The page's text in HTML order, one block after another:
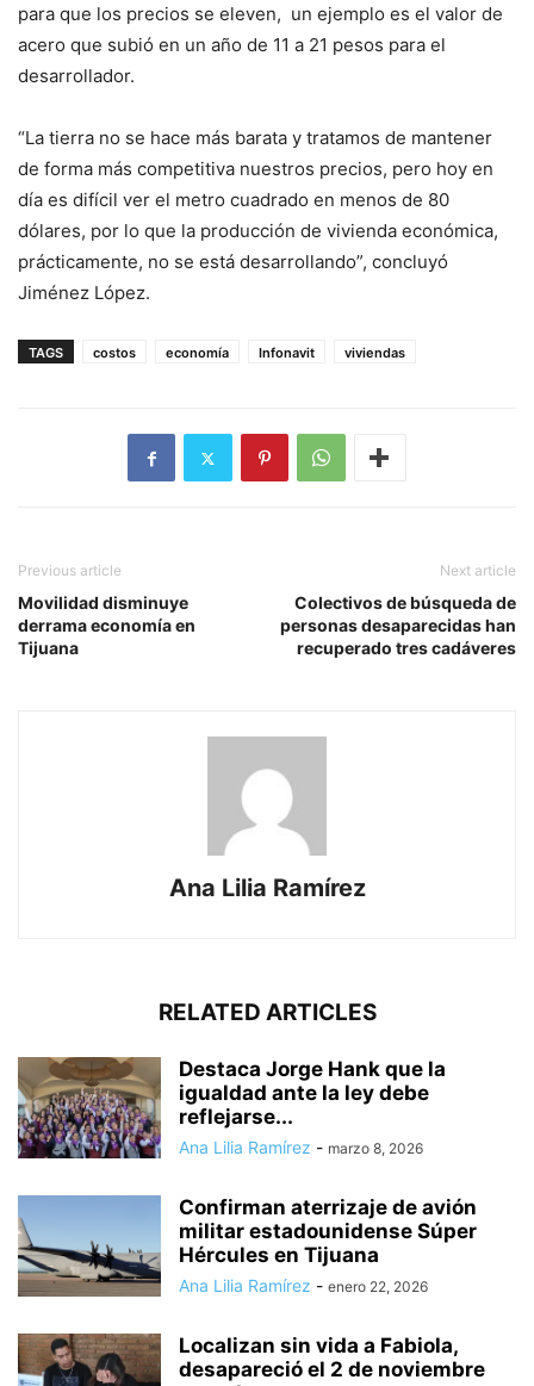
para que los precios se eleven, un ejemplo es el valor de
acero que subió en un año de 11 a 21 pesos para el
desarrollador.
“La tierra no se hace más barata y tratamos de mantener
de forma más competitiva nuestros precios, pero hoy en
día es difícil ver el metro cuadrado en menos de 80
dólares, por lo que la producción de vivienda económica,
prácticamente, no se está desarrollando”, concluyó
Jiménez López.
TAGS costos economía Infonavit viviendas
Previous article
Movilidad disminuye
derrama economía en
Tijuana
Next article
Colectivos de búsqueda de
personas desaparecidas han
recuperado tres cadáveres
Ana Lilia Ramírez
RELATED ARTICLES
Destaca Jorge Hank que la
igualdad ante la ley debe
reflejarse...
Ana Lilia Ramírez - marzo 8, 2026
Confirman aterrizaje de avión
militar estadounidense Súper
Hércules en Tijuana
Ana Lilia Ramírez - enero 22, 2026
Localizan sin vida a Fabiola,
desapareció el 2 de noviembre